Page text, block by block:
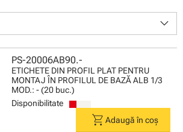
keyboard_arrow_down
PS-20006AB90.-
ETICHETE DIN PROFIL PLAT PENTRU
MONTAJ ÎN PROFILUL DE BAZĂ ALB 1/3
MOD.: - (20 buc.)
Disponibilitate
shopping_cartAdaugă în coș